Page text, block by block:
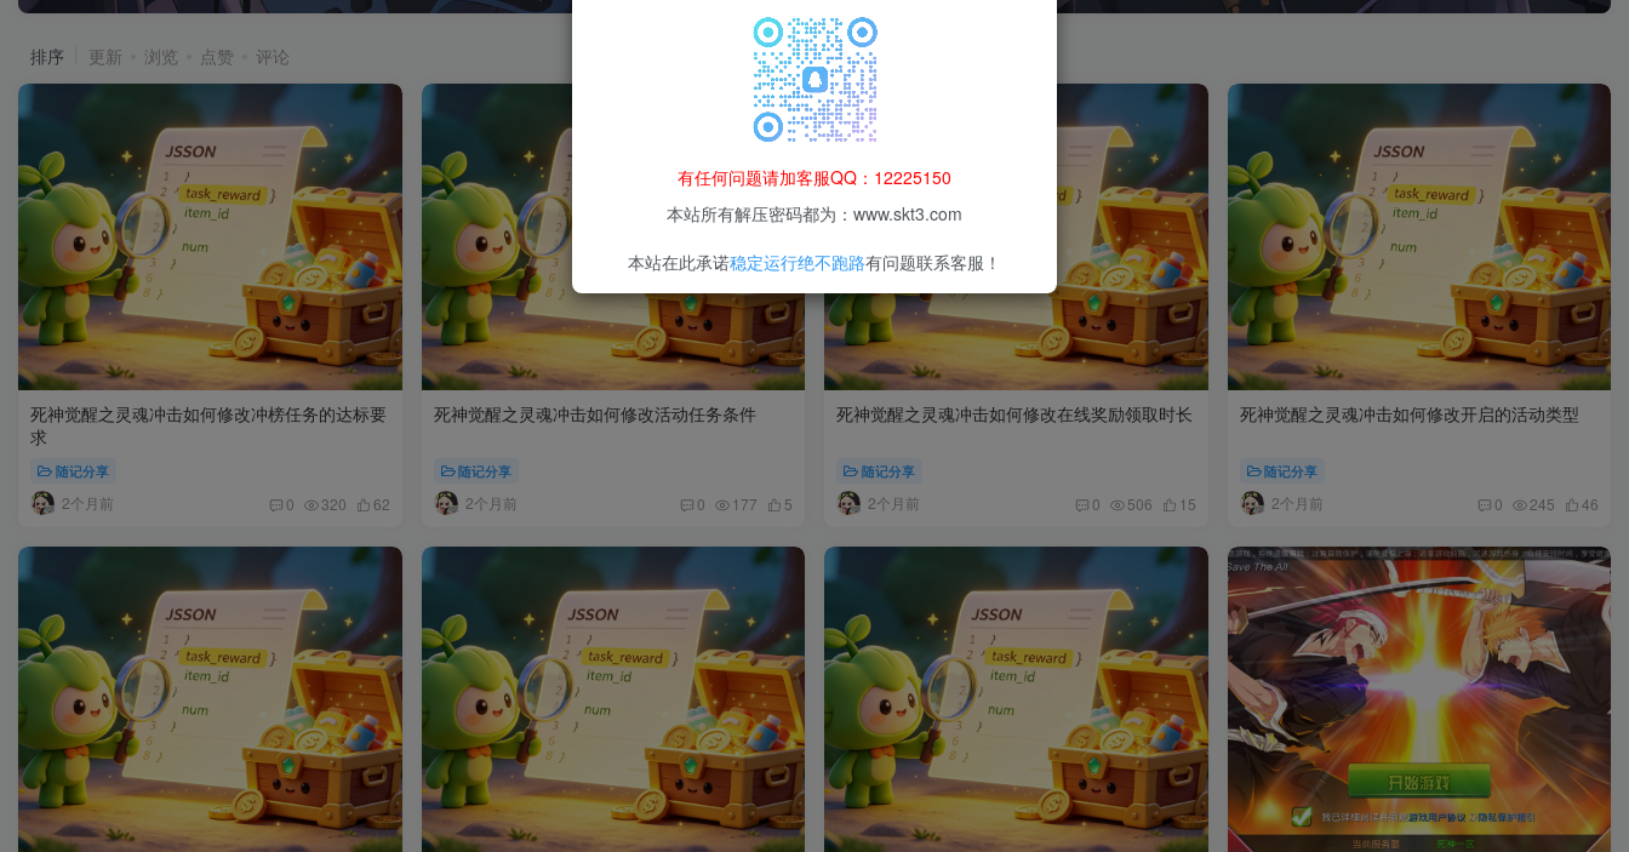
排序 更新 浏览 点赞 评论
死神觉醒之灵魂冲击如何修改冲榜任务的达标要
求
随记分享
2个月前 0 320 62
死神觉醒之灵魂冲击如何修改活动任务条件
随记分享
2个月前 0 177 5
死神觉醒之灵魂冲击如何修改在线奖励领取时长
随记分享
2个月前 0 506 15
死神觉醒之灵魂冲击如何修改开启的活动类型
随记分享
2个月前 0 245 46
有任何问题请加客服QQ：12225150
本站所有解压密码都为：www.skt3.com
本站在此承诺稳定运行绝不跑路有问题联系客服！